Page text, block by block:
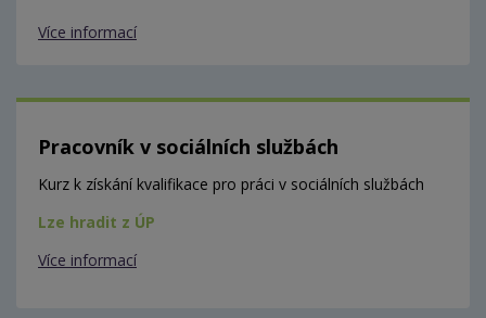
Více informací
Pracovník v sociálních službách
Kurz k získání kvalifikace pro práci v sociálních službách
Lze hradit z ÚP
Více informací